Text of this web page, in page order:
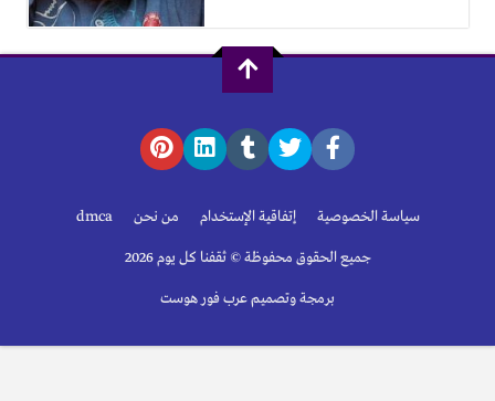
سياسة الخصوصية إتفاقية الإستخدام من نحن dmca
جميع الحقوق محفوظة © ثقفنا كل يوم 2026
برمجة وتصميم عرب فور هوست